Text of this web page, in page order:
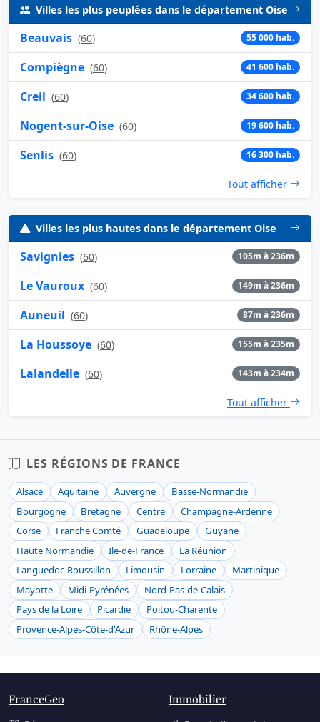
Villes les plus peuplées dans le département Oise
Beauvais (60) 55 000 hab.
Compiègne (60) 41 600 hab.
Creil (60) 34 600 hab.
Nogent-sur-Oise (60) 19 600 hab.
Senlis (60) 16 300 hab.
Tout afficher
Villes les plus hautes dans le département Oise
Savignies (60) 105m à 236m
Le Vauroux (60) 149m à 236m
Auneuil (60) 87m à 236m
La Houssoye (60) 155m à 235m
Lalandelle (60) 143m à 234m
Tout afficher
LES RÉGIONS DE FRANCE
Alsace Aquitaine Auvergne
Basse-Normandie
Bourgogne
Bretagne Centre
Champagne-Ardenne
Corse
Franche Comté Guadeloupe
Guyane
Haute Normandie
Ile-de-France
La Réunion
Languedoc-Roussillon
Limousin Lorraine
Martinique
Mayotte
Midi-Pyrénées
Nord-Pas-de-Calais
Pays de la Loire
Picardie
Poitou-Charente
Provence-Alpes-Côte-d'Azur
Rhône-Alpes
FranceGeo Immobilier